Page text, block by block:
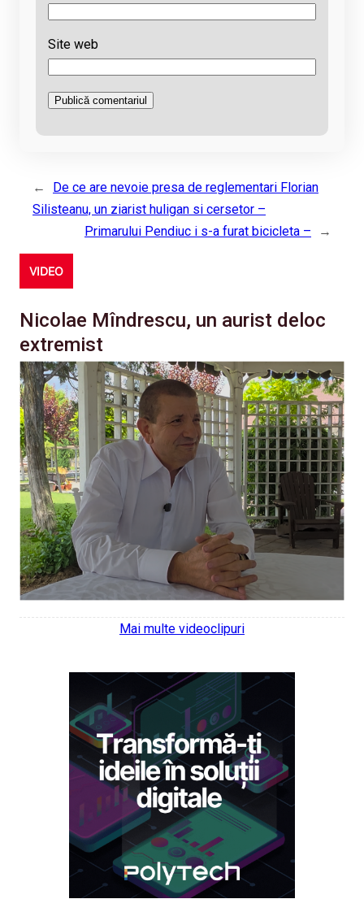
Site web
←
De ce are nevoie presa de reglementari Florian
Silisteanu, un ziarist huligan si cersetor –
Primarului Pendiuc i s-a furat bicicleta –
→
VIDEO
Nicolae Mîndrescu, un aurist deloc
extremist
Mai multe videoclipuri